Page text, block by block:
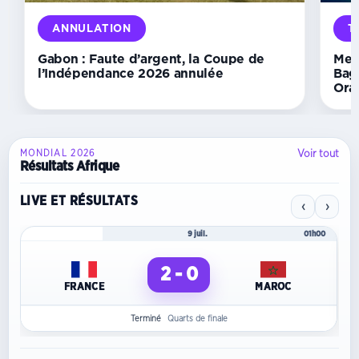
spectaculaire
face
Rennes
ANNULATION
Gabon : Faute d’argent, la Coupe de
l’Indépendance 2026 annulée
MONDIAL 2026
Résultats Afrique
Voir tout
LIVE ET RÉSULTATS ‹ ›
9 juil. 01h00
FRANCE
2 - 0
MAROC
Terminé Quarts de finale